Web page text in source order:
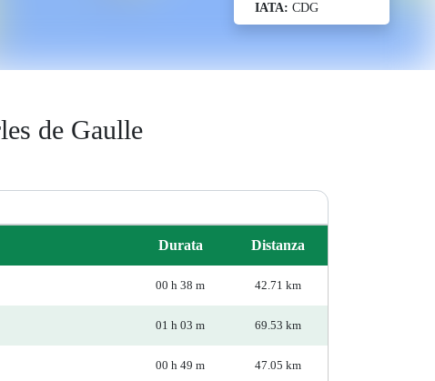
IATA: CDG
de Gaulle
Durata Distanza
00 h 38 m 42.71 km
01 h 03 m 69.53 km
00 h 49 m 47.05 km